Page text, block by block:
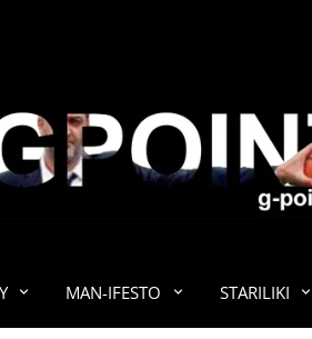
MAN-IFESTO STARILIKI